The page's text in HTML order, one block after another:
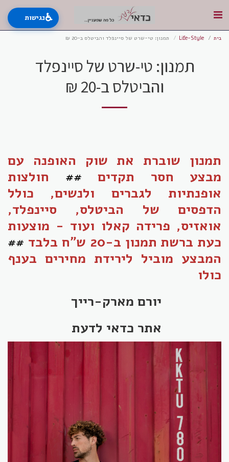
בית Life-Style תמנון: טי-שרט של סיינפלד והביטלס ב-20 ₪
תמנון: טי-שרט של סיינפלד
והביטלס ב-20 ₪
תמנון שוברת את שוק האופנה עם
מבצע חסר תקדים ## חולצות
אופנתיות לגברים ולנשים, כולל
הדפסים של הביטלס, סיינפלד,
אואזיס, פרידה קאלו ועוד - מוצעות
כעת ברשת תמנון ב-20 ש"ח בלבד
##
המבצע מוביל לירידת מחירים בענף
כולו
יורם מארק-רייך
אתר כדאי לדעת
♿נגישות